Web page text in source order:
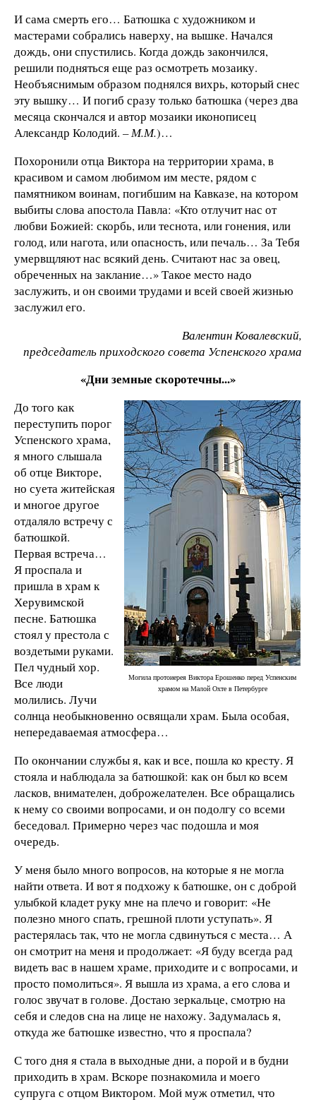
И сама смерть его… Батюшка с художником и
мастерами собрались наверху, на вышке. Начался
дождь, они спустились. Когда дождь закончился,
решили подняться еще раз осмотреть мозаику.
Необъяснимым образом поднялся вихрь, который снес
эту вышку… И погиб сразу только батюшка (через два
месяца скончался и автор мозаики иконописец
Александр Колодий. –М.М.)…
Похоронили отца Виктора на территории храма, в
красивом и самом любимом им месте, рядом с
памятником воинам, погибшим на Кавказе, на котором
выбиты слова апостола Павла: «Кто отлучит нас от
любви Божией: скорбь, или теснота, или гонения, или
голод, или нагота, или опасность, или печаль… За Тебя
умервщляют нас всякий день. Считают нас за овец,
обреченных на заклание…» Такое место надо
заслужить, и он своими трудами и всей своей жизнью
заслужил его.
Валентин Ковалевский,
председатель приходского совета Успенского храма
«Дни земные скоротечны...»
Могила протоиерея Виктора Ерошенко перед Успенским
храмом на Малой Охте в Петербурге
До того как
переступить порог
Успенского храма,
я много слышала
об отце Викторе,
но суета житейская
и многое другое
отдаляло встречу с
батюшкой.
Первая встреча…
Я проспала и
пришла в храм к
Херувимской
песне. Батюшка
стоял у престола с
воздетыми руками.
Пел чудный хор.
Все люди
молились. Лучи
солнца необыкновенно освящали храм. Была особая,
непередаваемая атмосфера…
По окончании службы я, как и все, пошла ко кресту. Я
стояла и наблюдала за батюшкой: как он был ко всем
ласков, внимателен, доброжелателен. Все обращались
к нему со своими вопросами, и он подолгу со всеми
беседовал. Примерно через час подошла и моя
очередь.
У меня было много вопросов, на которые я не могла
найти ответа. И вот я подхожу к батюшке, он с доброй
улыбкой кладет руку мне на плечо и говорит: «Не
полезно много спать, грешной плоти уступать». Я
растерялась так, что не могла сдвинуться с места… А
он смотрит на меня и продолжает: «Я буду всегда рад
видеть вас в нашем храме, приходите и с вопросами, и
просто помолиться». Я вышла из храма, а его слова и
голос звучат в голове. Достаю зеркальце, смотрю на
себя и следов сна на лице не нахожу. Задумалась я,
откуда же батюшке известно, что я проспала?
С того дня я стала в выходные дни, а порой и в будни
приходить в храм. Вскоре познакомила и моего
супруга с отцом Виктором. Мой муж отметил, что